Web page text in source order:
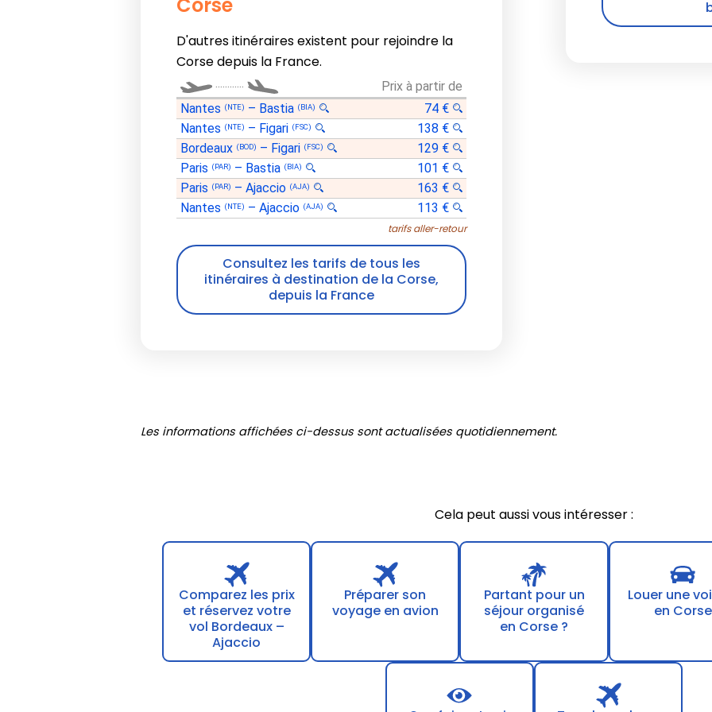
D'autres itinéraires existent pour rejoindre la
Corse depuis la France.
............
Prix à partir de
Nantes (NTE) – Bastia (BIA)
74 €
Nantes (NTE) – Figari (FSC)
138 €
Bordeaux (BOD) – Figari (FSC)
129 €
Paris (PAR) – Bastia (BIA)
101 €
Paris (PAR) – Ajaccio (AJA)
163 €
Nantes (NTE) – Ajaccio (AJA) 113 €
tarifs aller-retour
Consultez les tarifs de tous les
itinéraires à destination de la Corse,
depuis la France
Les informations affichées ci-dessus sont actualisées quotidiennement.
Cela peut aussi vous intéresser :
Comparez les prix
et réservez votre
vol Bordeaux –
Ajaccio
Préparer son
voyage en avion
Partant pour un
séjour organisé
en Corse ?
Louer une
en Corse